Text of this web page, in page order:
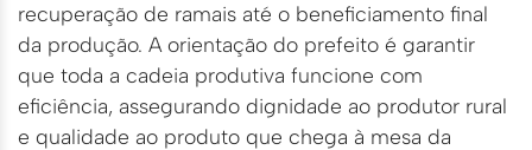
recuperação de ramais até o beneficiamento final
da produção. A orientação do prefeito é garantir
que toda a cadeia produtiva funcione com
eficiência, assegurando dignidade ao produtor rural
e qualidade ao produto que chega à mesa da